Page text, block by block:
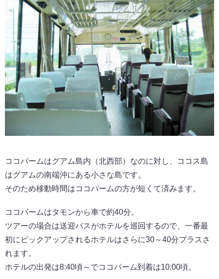
ココパームはグアム島内（北西部）なのに対し、ココス島
はグアムの南端沖にある小さな島です。
そのため移動時間はココパームの方が短くて済みます。
ココパームはタモンから車で約40分。
ツアーの場合は送迎バスがホテルを巡回するので、一番最
初にピックアップされるホテルはさらに30～40分プラスさ
れます。
ホテルの出発は8:40頃～でココパーム到着は10:00頃。